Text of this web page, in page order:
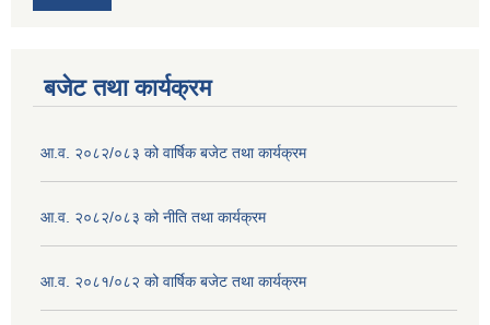
बजेट तथा कार्यक्रम
आ.व. २०८२/०८३ को वार्षिक बजेट तथा कार्यक्रम
आ.व. २०८२/०८३ को नीति तथा कार्यक्रम
आ.व. २०८१/०८२ को वार्षिक बजेट तथा कार्यक्रम